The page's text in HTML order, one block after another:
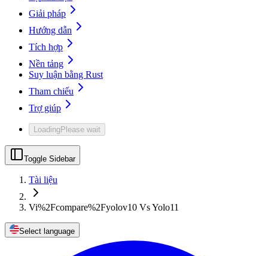
Giải pháp
Hướng dẫn
Tích hợp
Nền tảng
Suy luận bằng Rust
Tham chiếu
Trợ giúp
LoadingPlease wait
Toggle Sidebar
Tài liệu
Vi%2Fcompare%2Fyolov10 Vs Yolo11
Select language